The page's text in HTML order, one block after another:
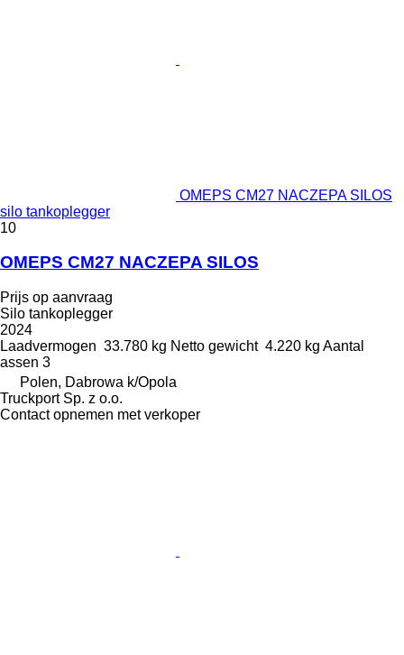
OMEPS CM27 NACZEPA SILOS
silo tankoplegger
10
OMEPS CM27 NACZEPA SILOS
Prijs op aanvraag
Silo tankoplegger
2024
Laadvermogen 33.780 kg Netto gewicht 4.220 kg Aantal
assen 3
Polen, Dabrowa k/Opola
Truckport Sp. z o.o.
Contact opnemen met verkoper